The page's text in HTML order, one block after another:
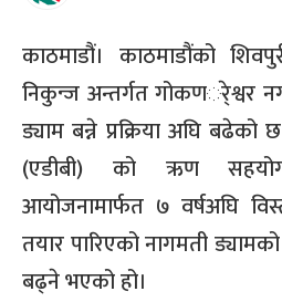
काठमाडौं। काठमाडौंको
निकुन्ज अन्तर्गत गोकणर्ेश्वर
ड्याम बन्ने प्रक्रिया अघि
(एडीबी) को ऋण
आयोजनामार्फत ७ वर्षअघि
तयार पारिएको नागमती
बढ्ने भएको हो।